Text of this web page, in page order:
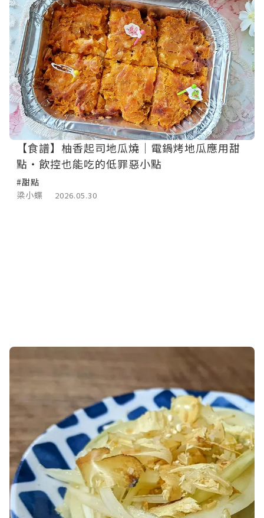
【食譜】柚香起司地瓜燒｜電鍋烤地瓜應用甜
點・飲控也能吃的低罪惡小點
#甜點
梁小蝶
2026.05.30